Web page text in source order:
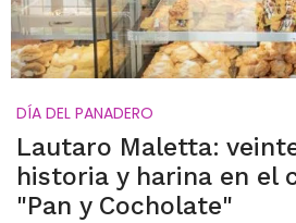
DÍA DEL PANADERO
Lautaro Maletta:
historia y harina en el
"Pan y Cocholate"